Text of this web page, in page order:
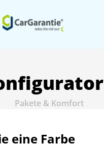
Pakete & Komfort
eine Farbe